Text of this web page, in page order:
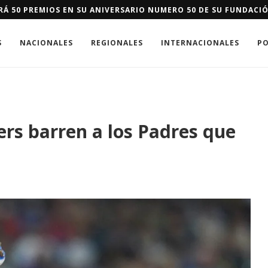
EN DAJABÓN SISTEMA DE ALERTA Y RESPUESTA
NACIONALES REGIONALES INTERNACIONALES
barren a los Padres que